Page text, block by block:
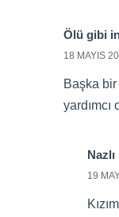
Ölü gibi
18 MAYIS
Başka bir
yardımcı
Nazlı
19